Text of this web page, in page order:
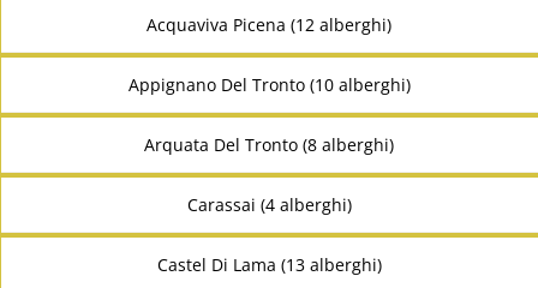
Acquaviva Picena (12 alberghi)
Appignano Del Tronto (10 alberghi)
Arquata Del Tronto (8 alberghi)
Carassai (4 alberghi)
Castel Di Lama (13 alberghi)